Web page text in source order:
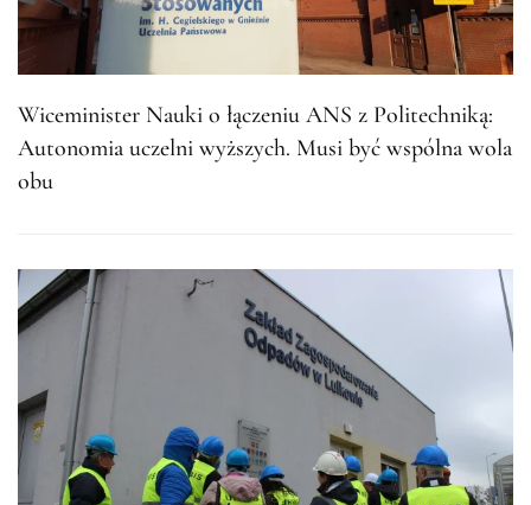
Wiceminister Nauki o łączeniu ANS z Politechniką:
Autonomia uczelni wyższych. Musi być wspólna wola
obu